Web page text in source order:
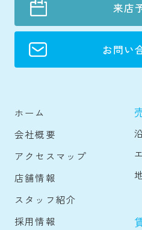
来店
お問い
ホーム
会社概要
アクセスマップ
店舗情報
スタッフ紹介
採用情報